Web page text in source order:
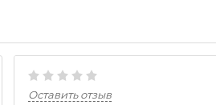
Оставить отзыв